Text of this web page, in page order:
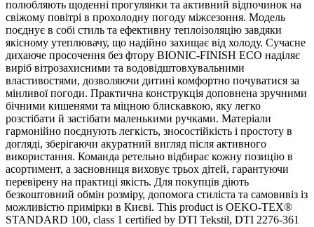
полюбляють щоденні прогулянки та активний відпочинок на
свіжому повітрі в прохолодну погоду міжсезоння. Модель
поєднує в собі стиль та ефективну теплоізоляцію завдяки
якісному утеплювачу, що надійно захищає від холоду. Сучасне
дихаюче просочення без фтору BIONIC-FINISH ECO наділяє
виріб вітрозахисними та водовідштовхувальними
властивостями, дозволяючи дитині комфортно почуватися за
мінливої погоди. Практична конструкція доповнена зручними
бічними кишенями та міцною блискавкою, яку легко
розстібати й застібати маленькими ручками. Матеріали
гармонійно поєднують легкість, зносостійкість і простоту в
догляді, зберігаючи акуратний вигляд після активного
використання. Команда ретельно відбирає кожну позицію в
асортимент, а засновниця виховує трьох дітей, гарантуючи
перевірену на практиці якість. Для покупців діють
безкоштовний обмін розміру, допомога стиліста та самовивіз із
можливістю примірки в Києві. This product is OEKO-TEX®
STANDARD 100, class 1 certified by DTI Tekstil, DTI 2276-361